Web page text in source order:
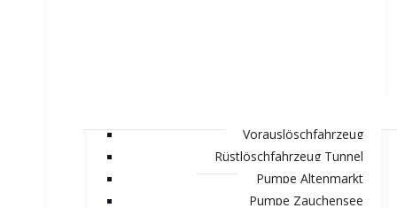
Vorauslöschfahrzeug
Rüstlöschfahrzeug Tunnel
Pumpe Altenmarkt
Pumpe Zauchensee